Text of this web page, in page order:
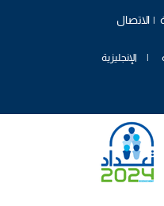
الاتصال
الإنجليزية